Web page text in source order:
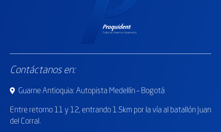
Contáctanos en:
Guarne Antioquia: Autopista Medellín – Bogotá
Entre retorno 11 y 12, entrando 1.5km por la vía al batallón Juan
del Corral.